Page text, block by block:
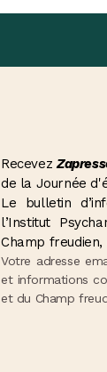
Recevez
de la Journée
Le bulletin
l’Institut
Champ
Votre adresse
et informations
et du Champ